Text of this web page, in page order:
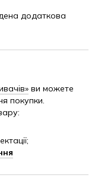
додаткова
ви можете
покупки.